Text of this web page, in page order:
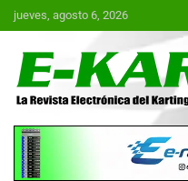
Saltar
al
jueves, agosto 6, 2026
E-
Electrónica